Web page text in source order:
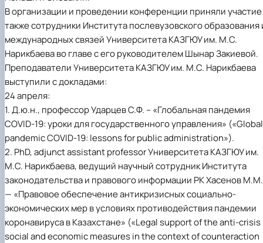
В организации и проведении конференции приняли участие
также сотрудники Института послевузовского образования
международных связей Университета КАЗГЮУ им. М.С.
Нарикбаева во главе с его руководителем Шынар Закиевой.
Преподаватели Университета КАЗГЮУ им. М.С. Нарикбаева
выступили с докладами:
24 апреля:
1. Д.ю.н., профессор Ударцев С.Ф. – «Глобальная пандемия
COVID-19: уроки для государственного управления» («Global
pandemic COVID-19: lessons for public administration»).
2. PhD, adjunct assistant professor Университета КАЗГЮУ им.
М.С. Нарикбаева, ведущий научный сотрудник Института
законодательства и правового информации РК Хасенов М.М.
— «Правовое обеспечение антикризисных социально-
экономических мер в условиях противодействия пандемии
коронавируса в Казахстане» («Legal support of the anti-crisis
social and economic measures in the context of counteraction